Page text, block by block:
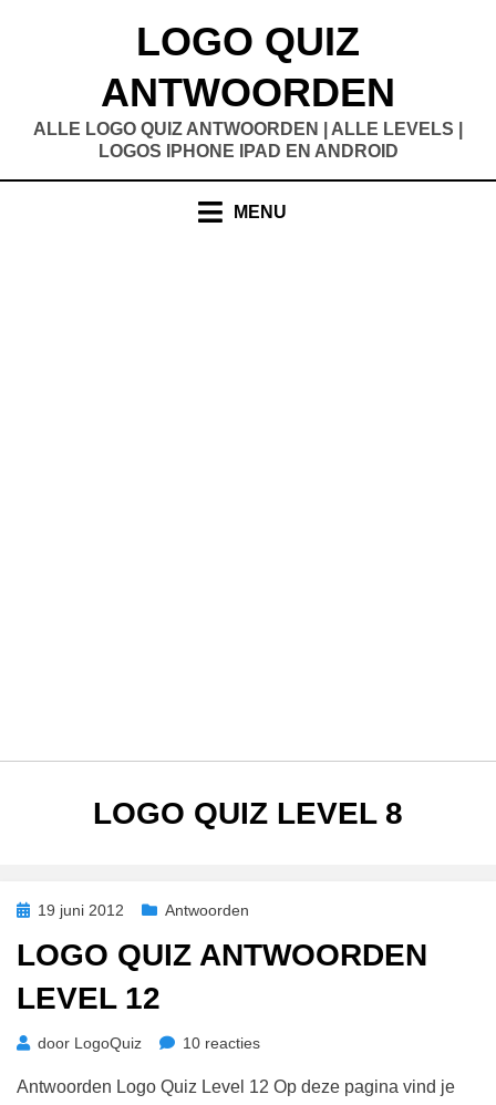
LOGO QUIZ
ANTWOORDEN
ALLE LOGO QUIZ ANTWOORDEN | ALLE LEVELS |
LOGOS IPHONE IPAD EN ANDROID
MENU
TAG
:
LOGO QUIZ LEVEL 8
Geplaatst
19 juni 2012 Antwoorden
LOGO QUIZ ANTWOORDEN
LEVEL 12
door LogoQuiz 10 reactiesop
Quiz
Antwoorden Logo Quiz Level 12 Op deze pagina vind je